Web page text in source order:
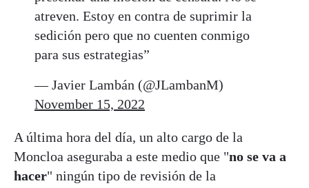
atreven. Estoy en contra de suprimir la
sedición pero que no cuenten conmigo
para sus estrategias”
— Javier Lambán (@JLambanM)
November 15, 2022
A última hora del día, un alto cargo de la
Moncloa aseguraba a este medio que "no se va a
hacer" ningún tipo de revisión de la